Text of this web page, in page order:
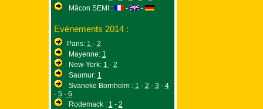
Mâcon SEMI :
- -
Evénements 2014 :
Paris: 1 - 2
Mayenne: 1
New-York: 1 - 2
Saumur: 1
Svaneke Bornholm : 1 - 2 - 3- 4
- 5-6
Rodemack : 1 - 2